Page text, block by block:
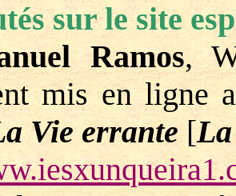
sur le site
Ramos,
mis en
Vie errante [